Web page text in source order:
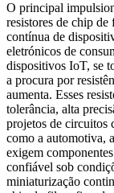
O principal
resistores de chip
contínua de
eletrónicos de
dispositivos IoT, se
a procura por
aumenta. Esses
tolerância, alta
projetos de circuitos
como a automotiva,
exigem
confiável sob
miniaturização